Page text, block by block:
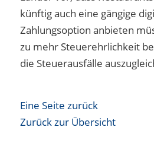
künftig auch eine gängige
Zahlungsoption anbieten
zu mehr Steuerehrlichkeit
die Steuerausfälle
Eine Seite zurück
Zurück zur Übersicht